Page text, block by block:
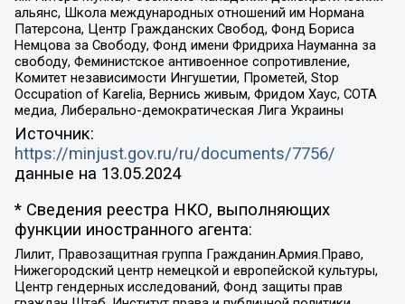
альянс, Школа международных отношений им Нормана
Патерсона, Центр Гражданских Свобод, Фонд Бориса
Немцова за Свободу, Фонд имени Фридриха Науманна за
свободу, Феминистское антивоенное сопротивление,
Комитет независимости Ингушетии, Прометей, Stop
Occupation of Karelia, Вернись живым, Фридом Хаус, СОТА
медиа, Либерально-демократическая Лига Украины
Источник:
https://minjust.gov.ru/ru/documents/7756/
данные на 13.05.2024
* Сведения реестра НКО, выполняющих
функции иностранного агента:
Лилит, Правозащитная группа Гражданин.Армия.Право,
Нижегородский центр немецкой и европейской культуры,
Центр гендерных исследований, Фонд защиты прав